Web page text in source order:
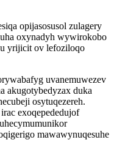
opijasosusol zulagery
oxynadyh wywirokobo
yrijicit ov lefoziloqo
uvanemuwezev
akugotybedyzax duka
osytuqezereh.
exoqepededujof
mawawynuqesuhe